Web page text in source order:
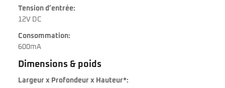
Tension d’entrée:
12V DC
Consommation:
600mA
Dimensions & poids
Largeur x Profondeur x Hauteur*: